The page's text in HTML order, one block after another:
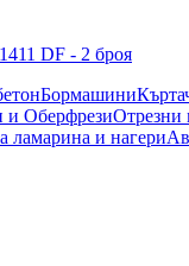
DF - 2 броя
Бормашини
и ОберфрезиОтрезни
ламарина и нагери